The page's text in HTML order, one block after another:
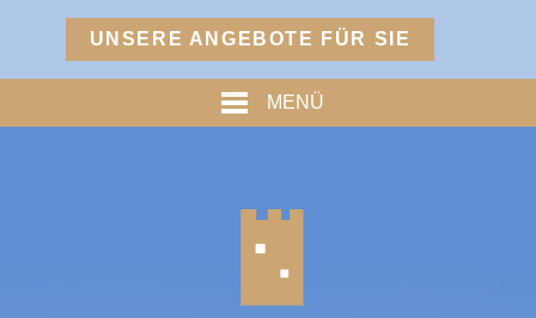
Menü
UNSERE ANGEBOTE FÜR SIE
MENÜ